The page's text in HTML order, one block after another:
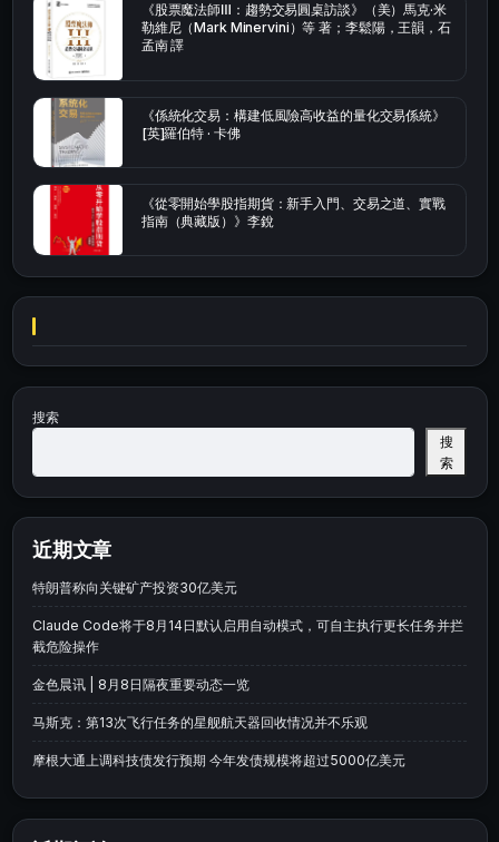
《股票魔法師Ⅲ：趨勢交易圓桌訪談》（美）馬克·米
勒維尼（Mark Minervini）等 著；李鬆陽，王韻，石
孟南 譯
《係統化交易：構建低風險高收益的量化交易係統》
[英]羅伯特 · 卡佛
《從零開始學股指期貨：新手入門、交易之道、實戰
指南（典藏版）》李銳
搜索
搜
索
近期文章
特朗普称向关键矿产投资30亿美元
Claude Code将于8月14日默认启用自动模式，可自主执行更长任务并拦
截危险操作
金色晨讯 | 8月8日隔夜重要动态一览
马斯克：第13次飞行任务的星舰航天器回收情况并不乐观
摩根大通上调科技债发行预期 今年发债规模将超过5000亿美元